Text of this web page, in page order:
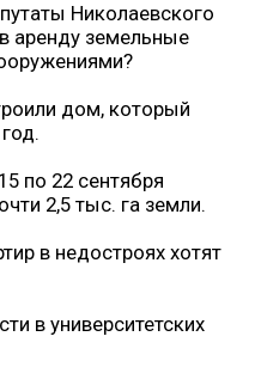
Николаевского
аренду земельные
дом, который
по 22 сентября
2,5 тыс. га земли.
в недостроях хотят
в университетских